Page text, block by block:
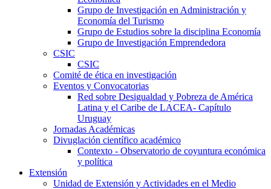
Grupo de Investigación en Administración y
Economía del Turismo
Grupo de Estudios sobre la disciplina Economía
Grupo de Investigación Emprendedora
CSIC
CSIC
Comité de ética en investigación
Eventos y Convocatorias
Red sobre Desigualdad y Pobreza de América
Latina y el Caribe de LACEA- Capítulo
Uruguay
Jornadas Académicas
Divuglación científico académico
Contexto - Observatorio de coyuntura económica
y política
Extensión
Unidad de Extensión y Actividades en el Medio